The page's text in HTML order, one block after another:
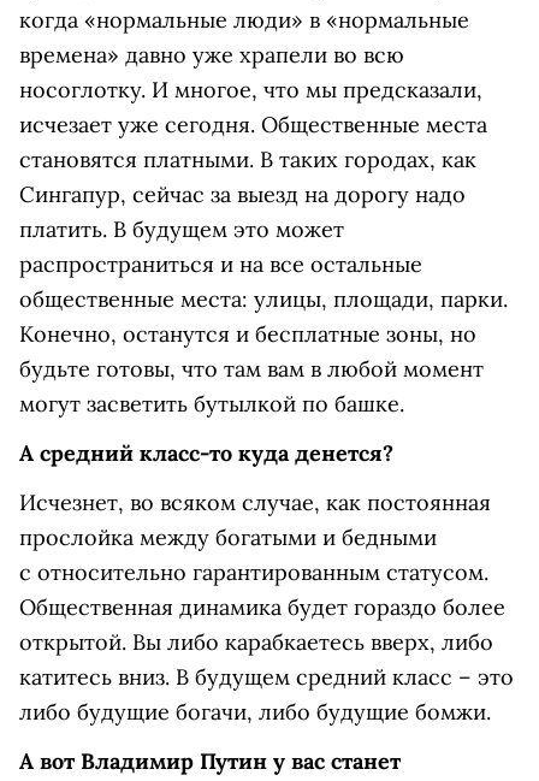
когда «нормальные люди» в «нормальные
времена» давно уже храпели во всю
носоглотку. И многое, что мы предсказали,
исчезает уже сегодня. Общественные места
становятся платными. В таких городах, как
Сингапур, сейчас за выезд на дорогу надо
платить. В будущем это может
распространиться и на все остальные
общественные места: улицы, площади, парки.
Конечно, останутся и бесплатные зоны, но
будьте готовы, что там вам в любой момент
могут засветить бутылкой по башке.
А средний класс-то куда денется?
Исчезнет, во всяком случае, как постоянная
прослойка между богатыми и бедными
с относительно гарантированным статусом.
Общественная динамика будет гораздо более
открытой. Вы либо карабкаетесь вверх, либо
катитесь вниз. В будущем средний класс – это
либо будущие богачи, либо будущие бомжи.
А вот Владимир Путин у вас станет